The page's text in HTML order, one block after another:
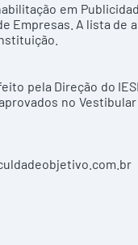
em
Empresas. A lista de
pela Direção do
no